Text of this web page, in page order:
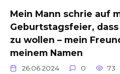
Mein Mann schrie auf
Geburtstagsfeier,
zu wollen – mein
meinem Namen
26.06.2024 0 73